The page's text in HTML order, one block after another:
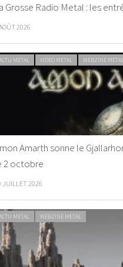
Grosse Radio Metal : les
2026
METAL VIDEO METAL WEBZINE
Amarth sonne le
2 octobre
JUILLET 2026
METAL WEBZINE METAL